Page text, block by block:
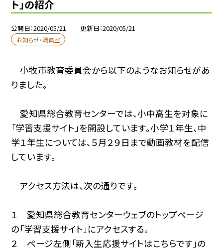
ト」の紹介
公開日 2020/05/21 更新日 2020/05/21
お知らせ・職員室
小牧市教育委員会から以下のようなお知らせがあ
りました。
愛知県総合教育センターでは、小中高生を対象に
「学習支援サイト」を開設しています。小学１年生、中
学１年生については、５月２９日まで動画教材を配信
しています。
アクセス方法は、次の通りです。
１ 愛知県総合教育センターウェブのトップページ
の「学習支援サイト」にアクセスする。
２ ページ左側「新入生応援サイトはこちらです」の